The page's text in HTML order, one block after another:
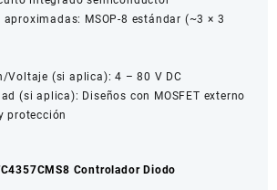
aproximadas: MSOP-8 estándar (~3 × 3
Voltaje (si aplica): 4 – 80 V DC
(si aplica): Diseños con MOSFET externo
protección
Controlador Diodo